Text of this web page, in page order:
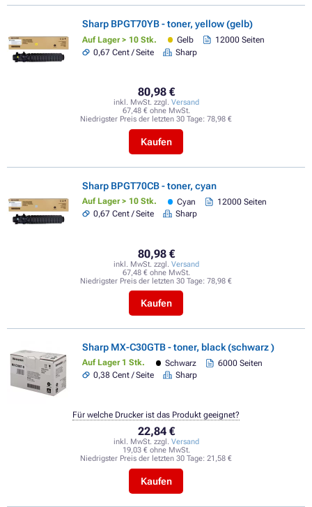
Sharp BPGT70YB - toner, yellow (gelb)
Auf Lager > 10 Stk. Gelb
12000 Seiten
0,67 Cent / Seite
Sharp
80,98 €
inkl. MwSt. zzgl. Versand
67,48 € ohne MwSt.
Niedrigster Preis der letzten 30 Tage: 78,98 €
Kaufen
Sharp BPGT70CB - toner, cyan
Auf Lager > 10 Stk. Cyan
12000 Seiten
0,67 Cent / Seite
Sharp
80,98 €
inkl. MwSt. zzgl. Versand
67,48 € ohne MwSt.
Niedrigster Preis der letzten 30 Tage: 78,98 €
Kaufen
Sharp MX-C30GTB - toner, black (schwarz )
Auf Lager 1 Stk. Schwarz
6000 Seiten
0,38 Cent / Seite
Sharp
22,84 €
inkl. MwSt. zzgl. Versand
19,03 € ohne MwSt.
Niedrigster Preis der letzten 30 Tage: 21,58 €
Kaufen
Für welche Drucker ist das Produkt geeignet?